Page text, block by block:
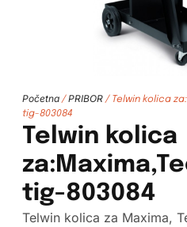
Početna/ PRIBOR/ Telwin kolica
tig-803084
Telwin kolica
tig-803084
Telwin kolica za Maxima,